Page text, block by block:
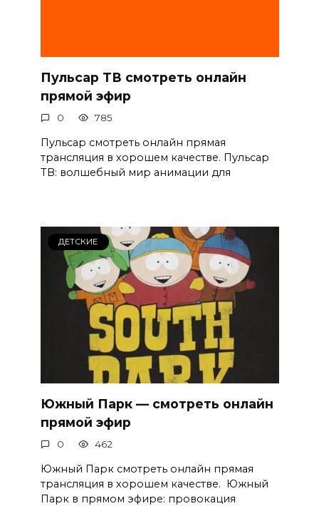
Пульсар ТВ смотреть онлайн
прямой эфир
0 785
Пульсар смотреть онлайн прямая
трансляция в хорошем качестве. Пульсар
ТВ: волшебный мир анимации для
ДЕТСКИЕ
Южный Парк — смотреть онлайн
прямой эфир
0 462
Южный Парк смотреть онлайн прямая
трансляция в хорошем качестве. Южный
Парк в прямом эфире: провокация